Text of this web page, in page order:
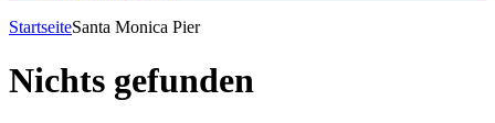
StartseiteSanta Monica Pier
Nichts gefunden